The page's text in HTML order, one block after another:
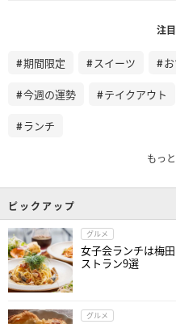
注
期間限定 スイーツ
今週の運勢 テイクアウト
ランチ
もっ
ピックアップ
グルメ
女子会ランチは梅
ストラン9選
グルメ